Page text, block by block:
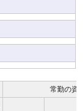
常勤の資